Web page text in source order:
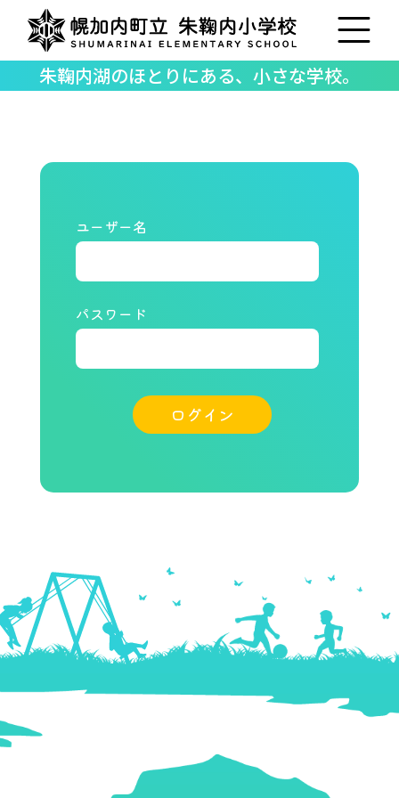
朱鞠内湖のほとりにある、小さな学校。
ユーザー名
パスワード